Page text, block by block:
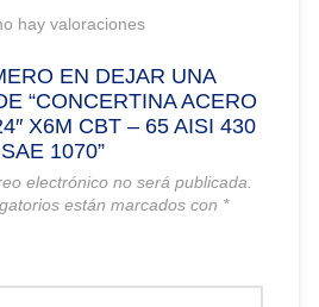
hay valoraciones
EN DEJAR UNA
“CONCERTINA ACERO
X6M CBT – 65 AISI 430
SAE 1070”
electrónico no será publicada.
están marcados con *